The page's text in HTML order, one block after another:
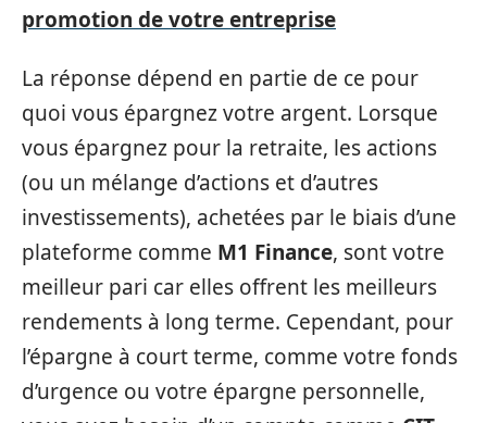
promotion de votre entreprise
La réponse dépend en partie de ce pour
quoi vous épargnez votre argent. Lorsque
vous épargnez pour la retraite, les actions
(ou un mélange d’actions et d’autres
investissements), achetées par le biais d’une
plateforme comme M1 Finance, sont votre
meilleur pari car elles offrent les meilleurs
rendements à long terme. Cependant, pour
l’épargne à court terme, comme votre fonds
d’urgence ou votre épargne personnelle,